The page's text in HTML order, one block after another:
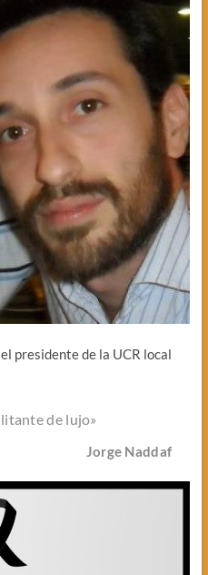
presidente de la UCR local
de lujo»
Jorge Naddaf